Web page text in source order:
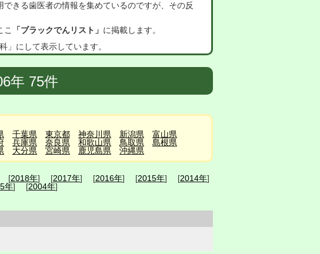
きる歯医者の情報を集めているのですが、その反
こ
「ブラックでんリスト」 に掲載します。
にして表示しています。
年 75件
千葉県 東京都 神奈川県 新潟県
富山県
兵庫県 奈良県 和歌山県 鳥取県
島根県
大分県 宮崎県 鹿児島県 沖縄県
[2018年] [2017年] [2016年] [2015年] [2014年]
年] [2004年]